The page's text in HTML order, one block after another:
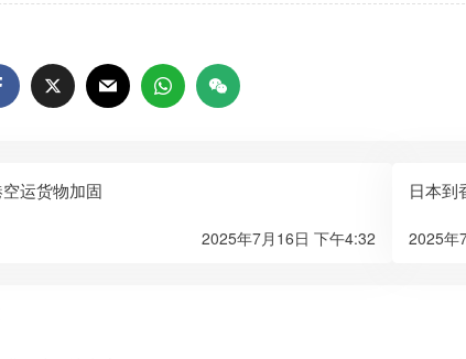
运货物加固
2025年7月16日 下午4:32
日本到
2025年